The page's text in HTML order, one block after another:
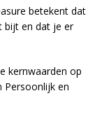
betekent dat
bijt en dat je er
kernwaarden op
Persoonlijk en